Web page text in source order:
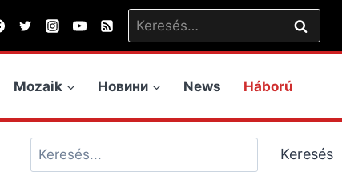
Keresés:
Mozaik Новини News Háború
Keresés Keresés